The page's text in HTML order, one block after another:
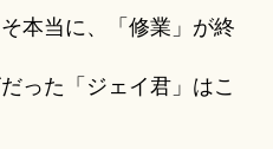
本当に、「修業」が終
った「ジェイ君」はこ